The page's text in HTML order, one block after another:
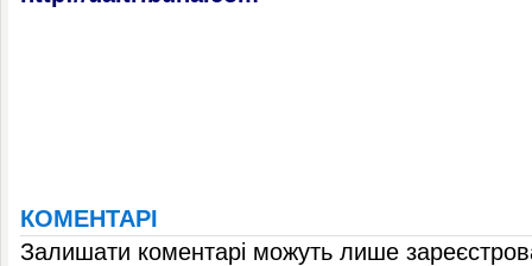
КОМЕНТАРІ
Залишати коментарі можуть лише